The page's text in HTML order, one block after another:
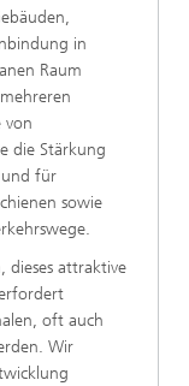
in
Raum
von
die Stärkung
und für
sowie
dieses attraktive
oft auch
Wir